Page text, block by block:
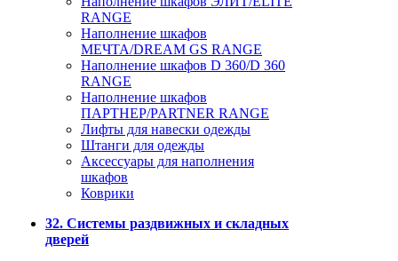
RANGE
Наполнение шкафов
МЕЧТА/DREAM GS RANGE
Наполнение шкафов D 360/D 360
RANGE
Наполнение шкафов
ПАРТНЕР/PARTNER RANGE
Лифты для навески одежды
Штанги для одежды
Аксессуары для наполнения
шкафов
Коврики
32. Системы раздвижных и складных
дверей